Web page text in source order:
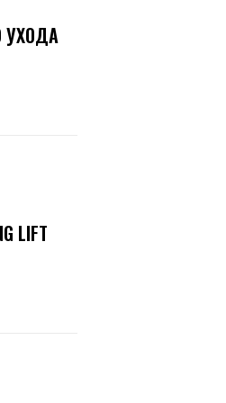
УХОДА
LIFT